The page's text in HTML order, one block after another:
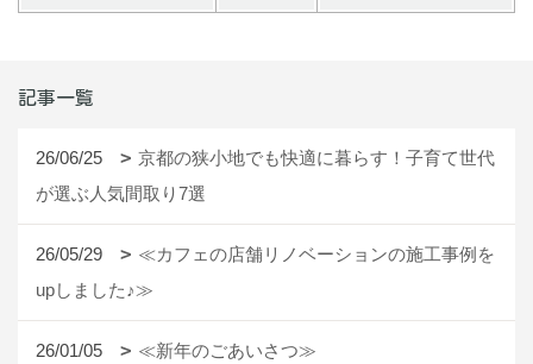
記事一覧
26/06/25
京都の狭小地でも快適に暮らす！子育て世代
が選ぶ人気間取り7選
26/05/29
≪カフェの店舗リノベーションの施工事例を
upしました♪≫
26/01/05 ≪新年のごあいさつ≫